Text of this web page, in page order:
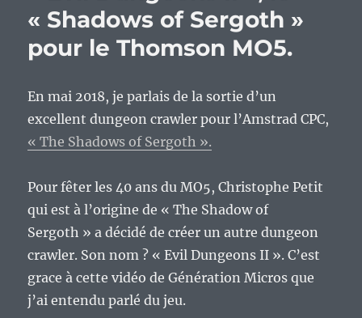
« Shadows of Sergoth »
pour le Thomson MO5.
En mai 2018, je parlais de la sortie d’un
excellent dungeon crawler pour l’Amstrad CPC,
« The Shadows of Sergoth ».
Pour fêter les 40 ans du MO5, Christophe Petit
qui est à l’origine de « The Shadow of
Sergoth » a décidé de créer un autre dungeon
crawler. Son nom ? « Evil Dungeons II ». C’est
grace à cette vidéo de Génération Micros que
j’ai entendu parlé du jeu.